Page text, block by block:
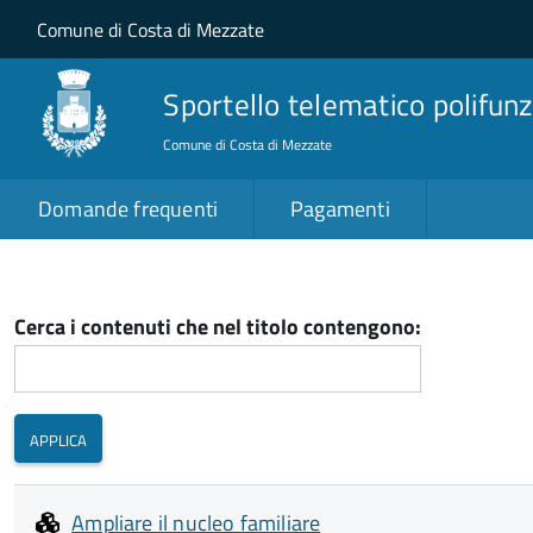
Salta al contenuto principale
Skip to site navigation
Comune di Costa di Mezzate
Sportello telematico
Comune di Costa di Mezzate
Domande frequenti Pagamenti
Cerca i contenuti che nel titolo contengono:
Ampliare il nucleo familiare